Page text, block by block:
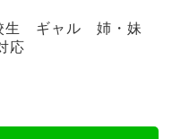
生 ギャル 姉・妹
応